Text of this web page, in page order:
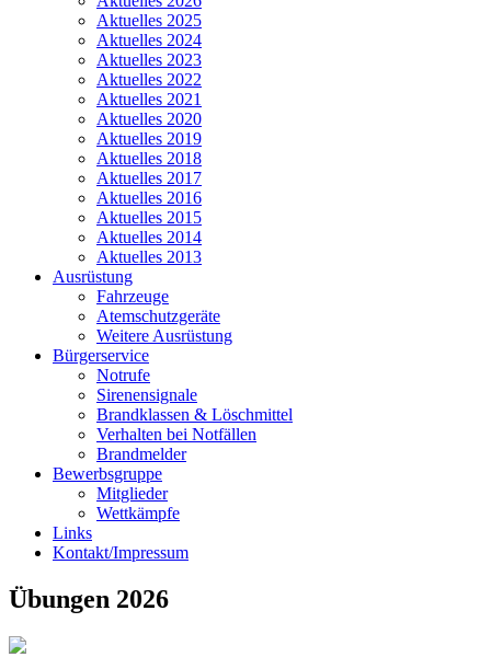
Aktuelles 2025
Aktuelles 2024
Aktuelles 2023
Aktuelles 2022
Aktuelles 2021
Aktuelles 2020
Aktuelles 2019
Aktuelles 2018
Aktuelles 2017
Aktuelles 2016
Aktuelles 2015
Aktuelles 2014
Aktuelles 2013
Ausrüstung
Fahrzeuge
Atemschutzgeräte
Weitere Ausrüstung
Bürgerservice
Notrufe
Sirenensignale
Brandklassen & Löschmittel
Verhalten bei Notfällen
Brandmelder
Bewerbsgruppe
Mitglieder
Wettkämpfe
Links
Kontakt/Impressum
Übungen 2026